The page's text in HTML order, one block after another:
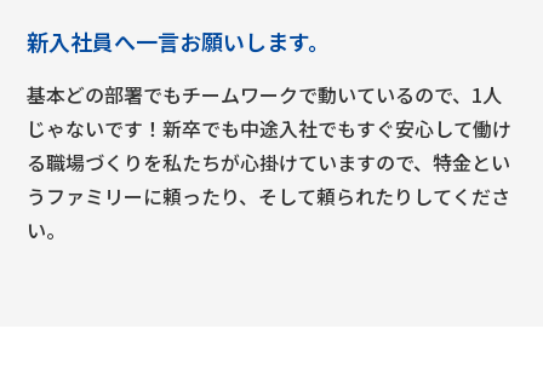
新入社員へ一言お願いします。
基本どの部署でもチームワークで動いているので、1人
じゃないです！新卒でも中途入社でもすぐ安心して働け
る職場づくりを私たちが心掛けていますので、特金とい
うファミリーに頼ったり、そして頼られたりしてくださ
い。